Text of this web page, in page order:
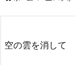
空の雲を消して